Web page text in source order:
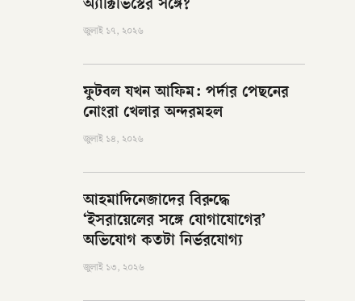
অ্যাক্টিভিস্টের সঙ্গে?
জুলাই ১৭, ২০২৬
ফুটবল যখন আফিম: পর্দার পেছনের
নোংরা খেলার অন্দরমহল
জুলাই ১৪, ২০২৬
আহমাদিনেজাদের বিরুদ্ধে
‘ইসরায়েলের সঙ্গে যোগাযোগের’
অভিযোগ কতটা নির্ভরযোগ্য
জুলাই ১৩, ২০২৬